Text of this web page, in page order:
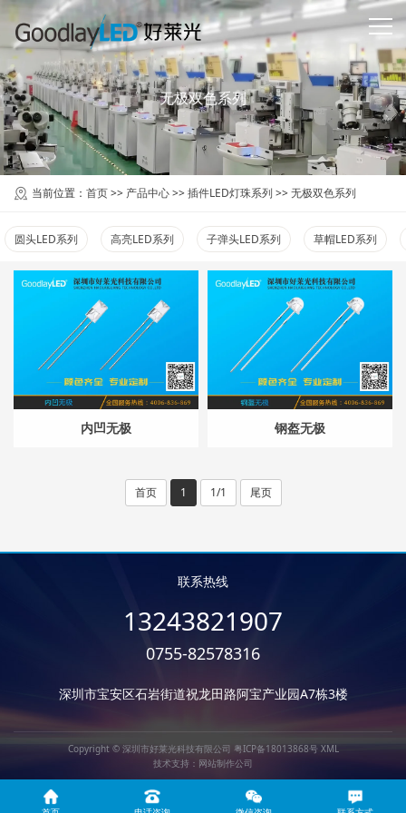
无极双色系列
当前位置： 首页>> 产品中心>>插件LED灯珠系列>>无极双色系列
圆头LED系列 高亮LED系列 子弹头LED系列 草帽LED系列
内凹无极 钢盔无极
首页 1 1/1 尾页
联系热线
13243821907
0755-82578316
深圳市宝安区石岩街道祝龙田路阿宝产业园A7栋3楼
Copyright © 深圳市好莱光科技有限公司 粤ICP备18013868号 XML
技术支持： 网站制作公司